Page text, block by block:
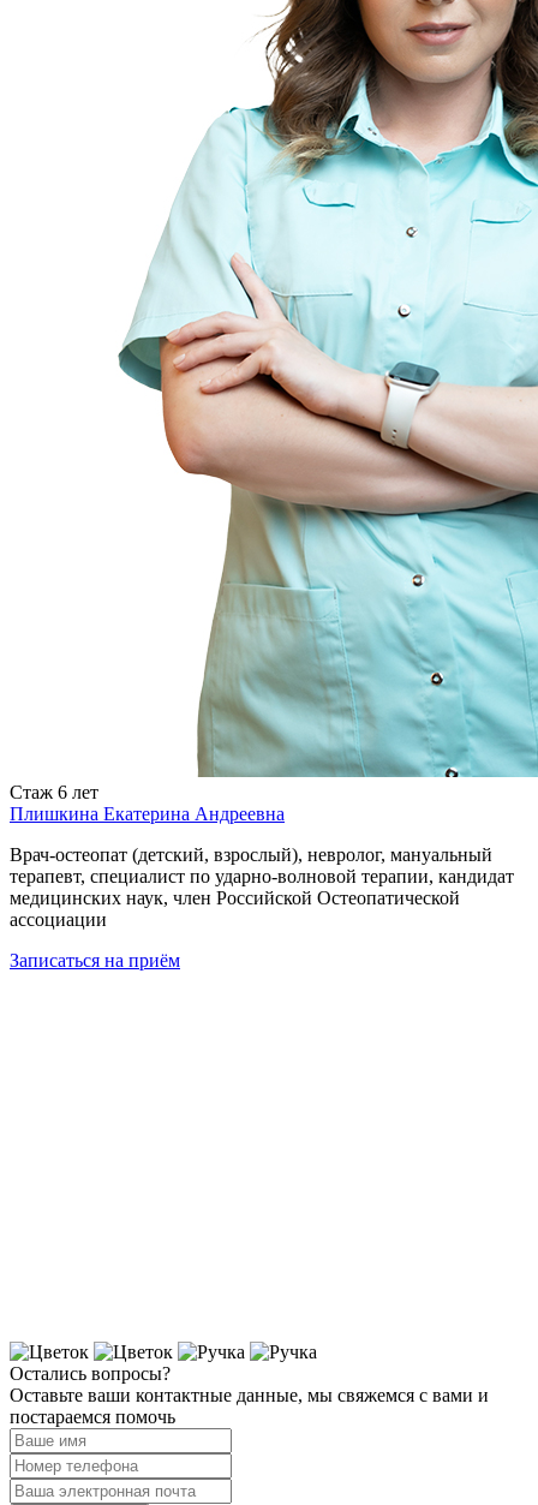
Стаж 6 лет
Плишкина Екатерина Андреевна
Врач-остеопат (детский, взрослый), невролог, мануальный
терапевт, специалист по ударно-волновой терапии, кандидат
медицинских наук, член Российской Остеопатической
ассоциации
Записаться на приём
Остались вопросы?
Оставьте ваши контактные данные, мы свяжемся с вами и
постараемся помочь